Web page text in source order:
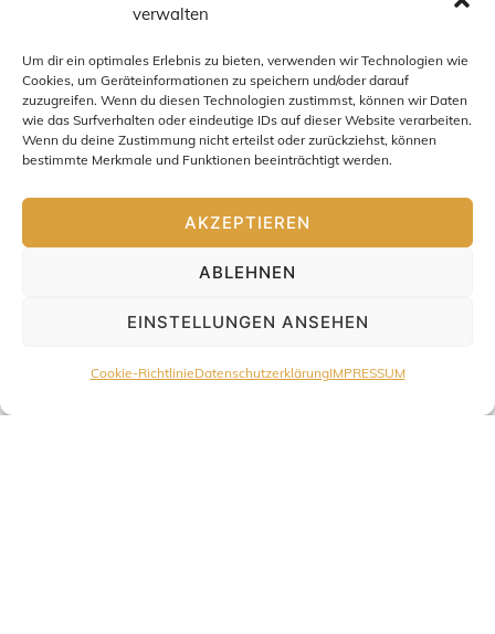
verwalten
Um dir ein optimales Erlebnis zu bieten, verwenden wir Technologien wie
Cookies, um Geräteinformationen zu speichern und/oder darauf
zuzugreifen. Wenn du diesen Technologien zustimmst, können wir Daten
wie das Surfverhalten oder eindeutige IDs auf dieser Website verarbeiten.
Wenn du deine Zustimmung nicht erteilst oder zurückziehst, können
bestimmte Merkmale und Funktionen beeinträchtigt werden.
AKZEPTIEREN
ABLEHNEN
EINSTELLUNGEN ANSEHEN
Cookie-RichtlinieDatenschutzerklärungIMPRESSUM